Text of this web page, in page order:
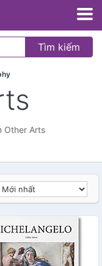
Tìm kiếm
Other Arts